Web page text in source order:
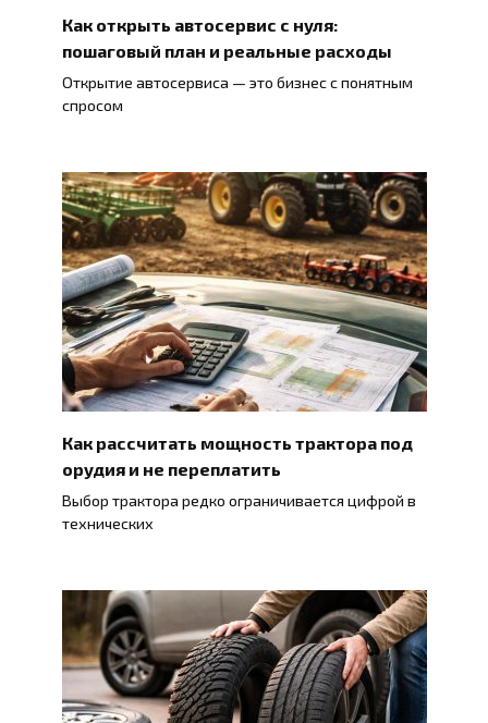
Как открыть автосервис с нуля:
пошаговый план и реальные расходы
Открытие автосервиса — это бизнес с понятным
спросом
Как рассчитать мощность трактора под
орудия и не переплатить
Выбор трактора редко ограничивается цифрой в
технических